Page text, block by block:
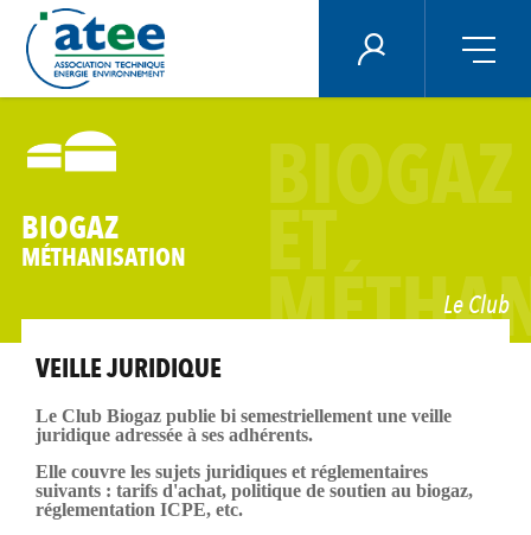
contenu
principal
ÉNERGIE PLUS
BIOGAZ
ET
BIOGAZ
MÉTHANISATION
Le Club
VEILLE JURIDIQUE
Le Club Biogaz publie bi semestriellement une veille
juridique adressée à ses adhérents.
Elle couvre les sujets juridiques et réglementaires
suivants : tarifs d'achat, politique de soutien au biogaz,
réglementation ICPE, etc.
Panneau de gestion des cookies